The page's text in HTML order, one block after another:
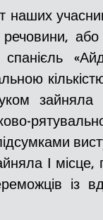
зайняла
І
із